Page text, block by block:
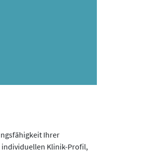
Ihrer
Klinik-Profil,